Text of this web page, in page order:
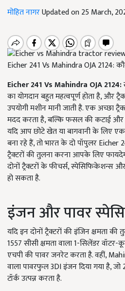
मोहित नागरUpdated on 25 March,
Eicher 241 Vs Mahindra OJA 2124:
Eicher 241 Vs Mahindra OJA 2124:
का योगदान बहुत महत्वपूर्ण होता है, और
उपयोगी मशीन मानी जाती है. एक अच्छा
मदद करता है, बल्कि फसल की कटाई और
यदि आप छोटे खेत या बागवानी के लिए एक
बना रहे हैं, तो भारत के दो पॉपुलर
ट्रैक्टरों की तुलना करना आपके लिए
दोनों ट्रैक्टरों के फीचर्स, स्पेसिफिकेशन्स
हो सकता है.
इंजन और पावर
यदि इन दोनों ट्रैक्टरों की इंजिन क्षमता
1557 सीसी क्षमता वाला 1-सिलेंडर
एचपी की पावर जनरेट करता है. वहीं,
वाला पावरफुल 3DI इंजन दिया गया है,
टॉर्क उत्पन्न करता है.